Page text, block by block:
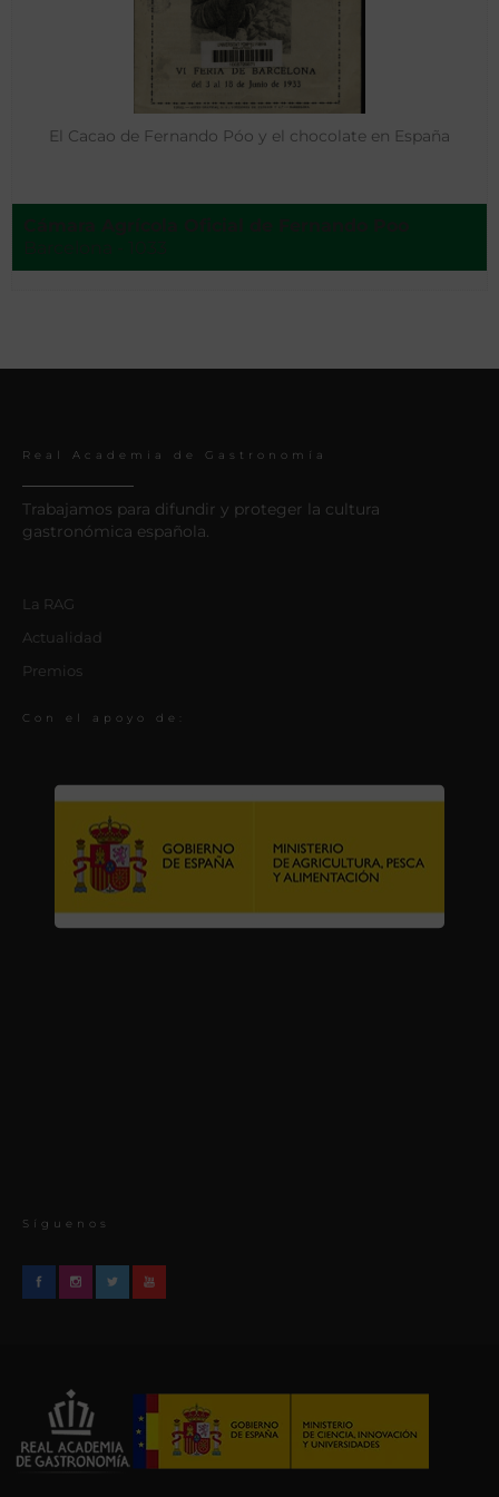
El Cacao de Fernando Póo y el chocolate en España
Real Academia de Gastronomía
Trabajamos para difundir y proteger la cultura
gastronómica española.
La RAG
Actualidad
Premios
Con el apoyo de:
Síguenos